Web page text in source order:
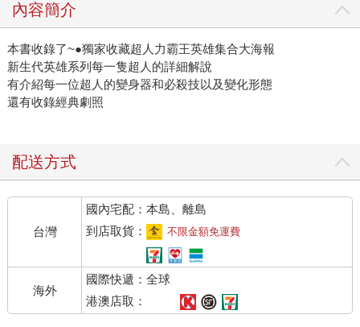
內容簡介
本書收錄了~●獨家收藏超人力霸王英雄集合大海報
新生代英雄系列每一隻超人的詳細解說
有介紹每一位超人的變身器和必殺技以及變化形態
還有收錄經典劇照
配送方式
台灣
國內宅配：本島、離島
到店取貨：
不限金額免運費
海外
國際快遞：全球
港澳店取：